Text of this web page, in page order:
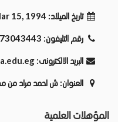
تاريخ الميلاد: 15, 1994
رقم التليفون:
البريد الالكترونى:
العنوان: ش احمد مراد من
المؤهلات العلمية